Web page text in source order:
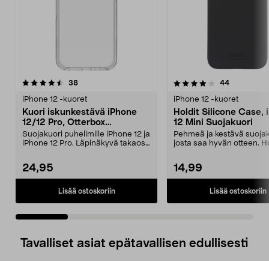
38arvostelut
iPhone 12 -kuoret
Kuori iskunkestävä iPhone
12/12 Pro, Otterbox
Symmetry
Suojakuori puhelimille iPhone 12 ja
iPhone 12 Pro. Läpinäkyvä takaosa
24,95
Lisää ostoskoriin
4.0 viidestä
44arvostelut
iPhone 12 -kuoret
Holdit Silicone Case,
12 Mini Suojakuori
Pehmeä ja kestävä
josta saa hyvän otteen.
14,99
Lisää ostoskoriin
4.5 viidestä
Tavalliset asiat epätavallisen edullisesti